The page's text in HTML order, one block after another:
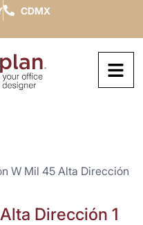
CDMX
W Mil 45 Alta Dirección
Dirección 1